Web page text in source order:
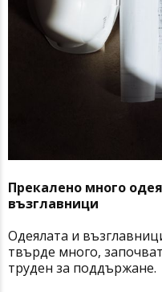
Прекалено много
възглавници
Одеялата и
твърде много,
труден за поддържане.